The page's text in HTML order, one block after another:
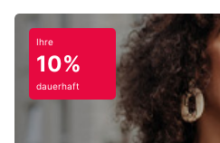
Ihre
10%
dauerhaft